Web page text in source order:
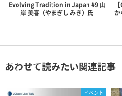
Evolving Tradition in Japan #9 山
岸 美喜（やまぎし みき）氏
か
あわせて読みたい関連記事
イベント